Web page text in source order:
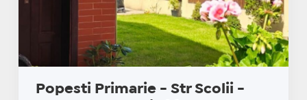
Popesti Primarie - Str Scolii -